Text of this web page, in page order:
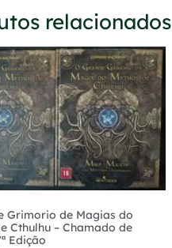
relacionados
Grimorio de Magias do
Cthulhu – Chamado de
Edição